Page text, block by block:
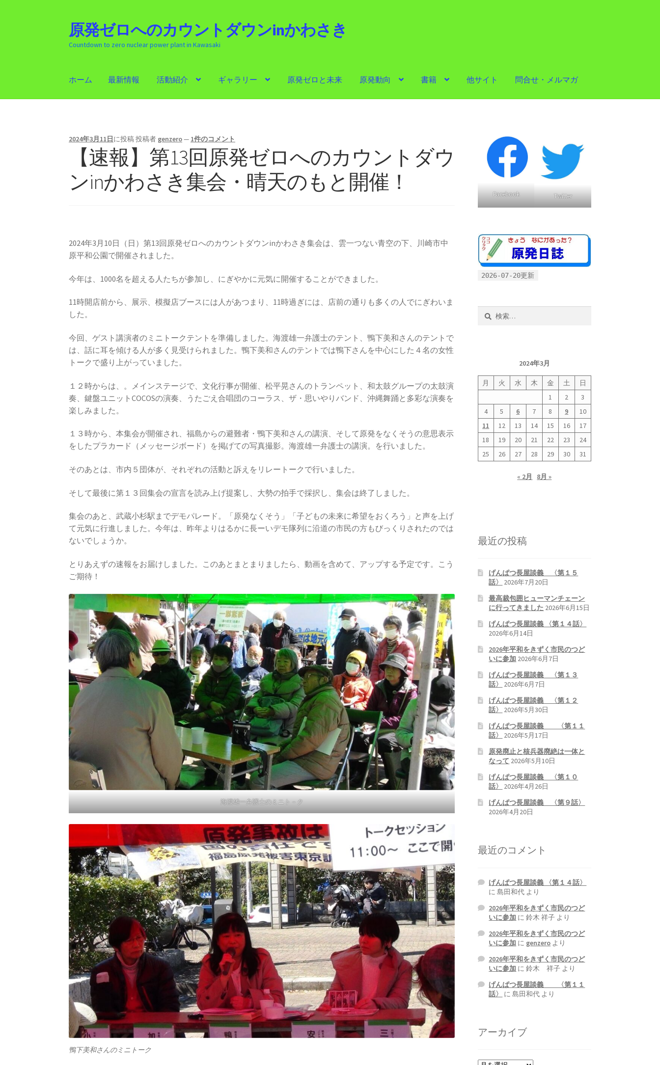
ナ
ビ
ゲ
シ
ン
キ
コ
ン
テ
ツ
ス
プ
原発ゼロへのカウントダウンinかわさき
Countdown to zero nuclear power plant in Kawasaki
ホーム 最新情報 活動紹介 ギャラリー 原発ゼロと未来 原発動向 書籍 他サイト 問合せ・メルマガ
2024年3月11日に投稿投稿者 genzero— 1件のコメント
【速報】第13回原発ゼロへのカウントダウ
ンinかわさき集会・晴天のもと開催！
2024年3月10日（日）第13回原発ゼロへのカウントダウンinかわさき集会は、雲一つない青空の下、川崎市中
原平和公園で開催されました。
今年は、1000名を超える人たちが参加し、にぎやかに元気に開催することができました。
11時開店前から、展示、模擬店ブースには人があつまり、11時過ぎには、店前の通りも多くの人でにぎわいま
した。
今回、ゲスト講演者のミニトークテントを準備しました。海渡雄一弁護士のテント、鴨下美和さんのテントで
は、話に耳を傾ける人が多く見受けられました。鴨下美和さんのテントでは鴨下さんを中心にした４名の女性
トークで盛り上がっていました。
１２時からは、。メインステージで、文化行事が開催、松平晃さんのトランペット、和太鼓グループの太鼓演
奏、鍵盤ユニットCOCOSの演奏、うたごえ合唱団のコーラス、ザ・思いやりバンド、沖縄舞踊と多彩な演奏を
楽しみました。
１３時から、本集会が開催され、福島からの避難者・鴨下美和さんの講演、そして原発をなくそうの意思表示
をしたプラカード（メッセージボード）を掲げての写真撮影。海渡雄一弁護士の講演。を行いました。
そのあとは、市内５団体が、それぞれの活動と訴えをリレートークで行いました。
そして最後に第１３回集会の宣言を読み上げ提案し、大勢の拍手で採択し、集会は終了しました。
集会のあと、武蔵小杉駅までデモパレード。「原発なくそう」「子どもの未来に希望をおくろう」と声を上げ
て元気に行進しました。今年は、昨年よりはるかに長ーいデモ隊列に沿道の市民の方もびっくりされたのでは
ないでしょうか。
とりあえずの速報をお届けしました。このあとまとまりましたら、動画を含めて、アップする予定です。こう
ご期待！
海渡雄一弁護士のミニト－ク
鴨下美和さんのミニトーク
Facebook Twitter
2026-07-20更新
2024年3月
月 火 水 木 金 土
日
1
2
3
4
5 6 7 8 9
10
11
12 13 14 15 16
17
18
19 20 21 22 23
24
25
26 27 28 29 30 31
« 2月 8月 »
最近の投稿
げんぱつ長屋談義 〈第１５
話〉
2026年7月20日
最高裁包囲ヒューマンチェーン
に行ってきました 2026年6月15日
げんぱつ長屋談義 〈第１４話〉
2026年6月14日
2026年平和をきずく市民のつど
いに参加 2026年6月7日
げんぱつ長屋談義 〈第１３
話〉
2026年6月7日
げんぱつ長屋談義 〈第１２
話〉
2026年5月30日
げんぱつ長屋談義 〈第１１
話〉
2026年5月17日
原発廃止と核兵器廃絶は一体と
なって 2026年5月10日
げんぱつ長屋談義 〈第１０
話〉
2026年4月26日
げんぱつ長屋談義 〈第９話〉
2026年4月20日
最近のコメント
げんぱつ長屋談義 〈第１４話〉
に島田和代 より
2026年平和をきずく市民のつど
いに参加 に鈴木 祥子 より
2026年平和をきずく市民のつど
いに参加 に genzero より
2026年平和をきずく市民のつど
いに参加 に鈴木 祥子 より
げんぱつ長屋談義 〈第１１
話〉
に島田和代 より
アーカイブ